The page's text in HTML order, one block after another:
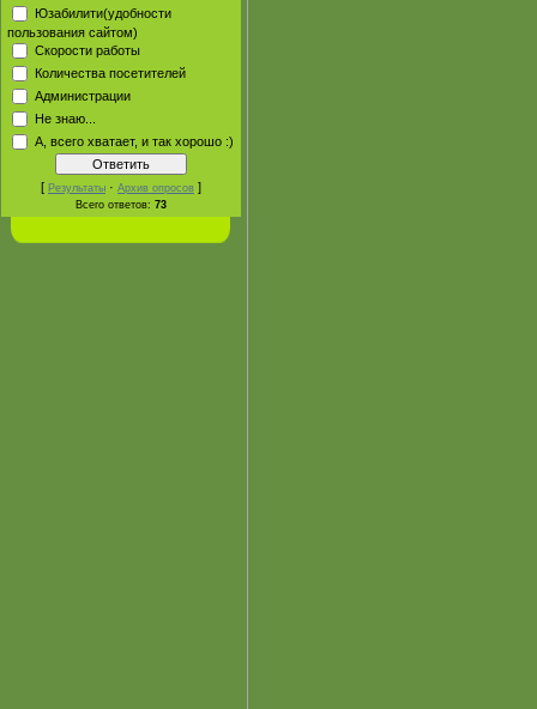
Юзабилити(удобности
пользования сайтом)
Скорости работы
Количества посетителей
Администрации
Не знаю...
А, всего хватает, и так хорошо :)
[ Результаты · Архив опросов ]
Всего ответов: 73